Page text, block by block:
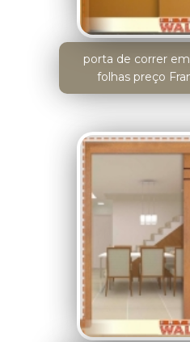
porta de correr
folhas preço